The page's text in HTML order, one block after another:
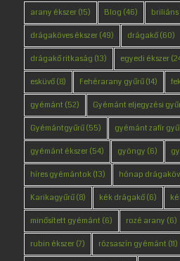
arany ékszer(15) Blog (46)
drágaköves ékszer(49) drágakő(60)
drágakő ritkaság (13) egyedi ékszer
esküvő(8) Fehérarany gyűrű(14)
gyémánt (52) Gyémánt eljegyzési
Gyémántgyűrű(55) gyémánt zafír
gyémánt ékszer(54) gyöngy (6)
híres gyémántok(13) hónap
Karikagyűrű(8) kék drágakő(6)
minősített gyémánt (6) rozé arany (6)
rubin ékszer(7) rózsaszín gyémánt (11)